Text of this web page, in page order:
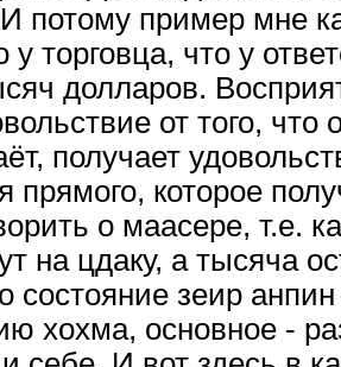
потому пример мне
у торговца, что у
долларов.
от того,
получает
прямого, которое
о маасере, т.е.
на цдаку, а тысяча
состояние зеир
хохма, основное -